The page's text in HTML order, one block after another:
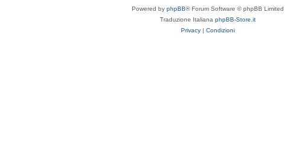
Powered by phpBB® Forum Software © phpBB Limited
Traduzione Italiana phpBB-Store.it
Privacy | Condizioni